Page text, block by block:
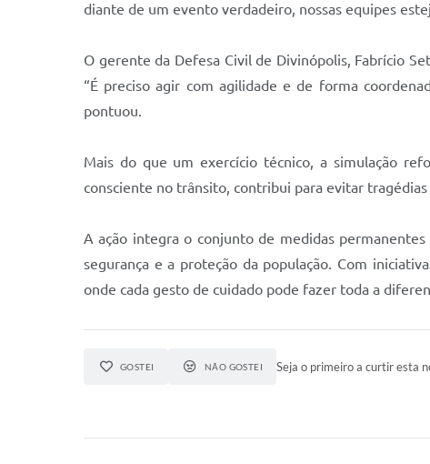
diante de um evento verdadeiro, nossas equipes
O gerente da Defesa Civil de Divinópolis, Fabrício
“É preciso agir com agilidade e de forma
pontuou.
Mais do que um exercício técnico, a simulação
consciente no trânsito, contribui para evitar tragédias
A ação integra o conjunto de medidas
segurança e a proteção da população. Com
onde cada gesto de cuidado pode fazer toda a
GOSTEI NÃO GOSTEI Seja o primeiro a curtir esta